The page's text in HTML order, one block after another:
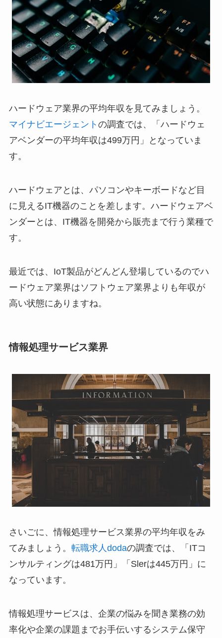
ハードウェア業界の平均年収を見てみましょう。
マイナビエージェント の調査では、「ハードウェ
アベンダーの平均年収は499万円」となっていま
す。
ハードウェアとは、パソコンやキーボードなど目
に見えるIT機器のことを差します。ハードウェアベ
ンダーとは、IT機器を開発から販売まで行う業種で
す。
最近では、IoT製品がどんどん登場しているのでハ
ードウェア業界はソフトウェア業界よりも年収が
高い状態にありますね。
情報処理サービス業界
さいごに、情報処理サービス業界の平均年収をみ
てみましょう。 転職求人dodaの調査では、「ITコ
ンサルティングは481万円」「Slerは445万円」に
なっています。
情報処理サービスは、企業の悩みを聞き業務の効
率化や企業の課題までお手伝いするシステム保守